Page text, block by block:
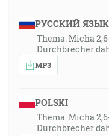
РУССКИЙ ЯЗЫК
Thema: Micha
Durchbrecher
MP3
POLSKI
Thema: Micha
Durchbrecher